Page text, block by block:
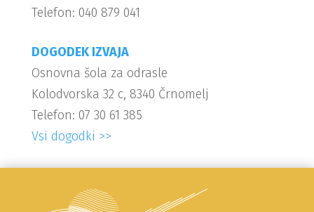
Telefon: 040 879 041
DOGODEK IZVAJA
Osnovna šola za odrasle
Kolodvorska 32 c, 8340 Črnomelj
Telefon: 07 30 61 385
Vsi dogodki >>